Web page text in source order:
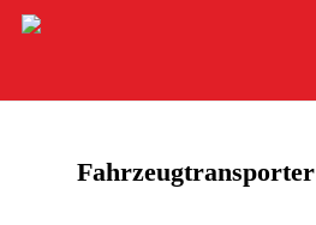
Skip
Fahrzeugtransporter